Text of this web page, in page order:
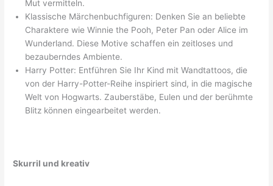
Mut vermitteln.
Klassische Märchenbuchfiguren: Denken Sie an beliebte
Charaktere wie Winnie the Pooh, Peter Pan oder Alice im
Wunderland. Diese Motive schaffen ein zeitloses und
bezauberndes Ambiente.
Harry Potter: Entführen Sie Ihr Kind mit Wandtattoos, die
von der Harry-Potter-Reihe inspiriert sind, in die magische
Welt von Hogwarts. Zauberstäbe, Eulen und der berühmte
Blitz können eingearbeitet werden.
Skurril und kreativ